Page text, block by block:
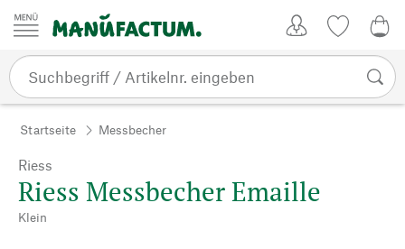
Zum Inhalt springen
Startseite Messbecher
Riess
Riess Messbecher Emaille
Klein